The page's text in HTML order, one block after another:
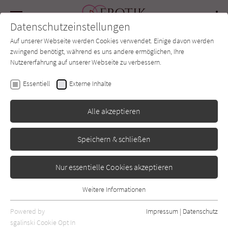
SUCHE Forum Charts Newsletter
Kin Ping Meh: oder die
abenteuerliche
Geschichte von Hsi Men
und seinen sechs Frauen
Datenschutzeinstellungen
Auf unserer Webseite werden Cookies verwendet. Einige davon werden
zwingend benötigt, während es uns andere ermöglichen, Ihre
Nutzererfahrung auf unserer Webseite zu verbessern.
Essentiell Externe Inhalte
Alle akzeptieren
Speichern & schließen
Nur essentielle Cookies akzeptieren
Essentielle Cookies werden für grundlegende Funktionen der
Webseite benötigt. Dadurch ist gewährleistet, dass die Webseite
Weitere Informationen
Powered by
sgalinski Cookie Opt In
Impressum | Datenschutz